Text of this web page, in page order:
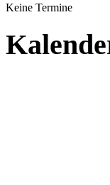
Keine Termine